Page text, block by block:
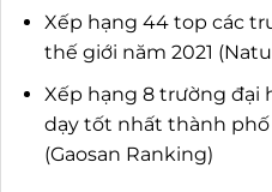
Xếp hạng 44 top các
thế giới năm 2021
Xếp hạng 8 trường đại
dạy tốt nhất thành phố
(Gaosan Ranking)